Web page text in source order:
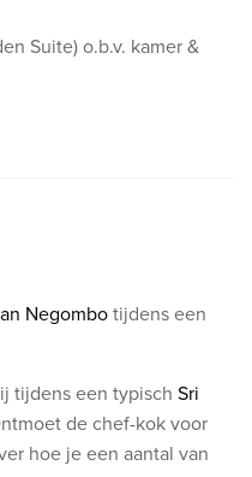
Suite) o.b.v. kamer &
Negombotijdens een
tijdens een typisch Sri
de chef-kok voor
hoe je een aantal van